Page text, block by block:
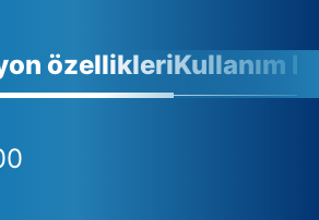
özellikleriKullanım